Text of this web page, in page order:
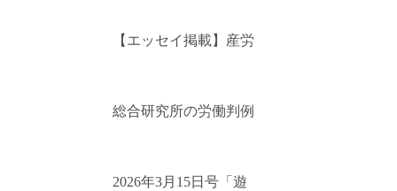
【エッセイ掲載】産労
総合研究所の労働判例
2026年3月15日号「遊